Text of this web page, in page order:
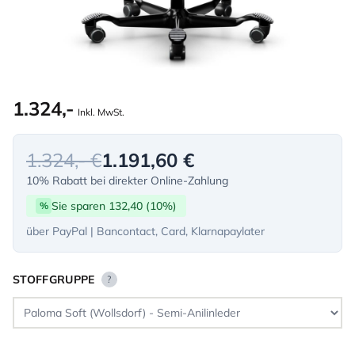
1.324,- Inkl. MwSt.
1.324,- €1.191,60 €
10% Rabatt bei direkter Online-Zahlung
% Sie sparen 132,40 (10%)
über PayPal | Bancontact, Card, Klarnapaylater
STOFFGRUPPE ?